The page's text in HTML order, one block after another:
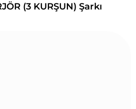
(3 KURŞUN) Şarkı